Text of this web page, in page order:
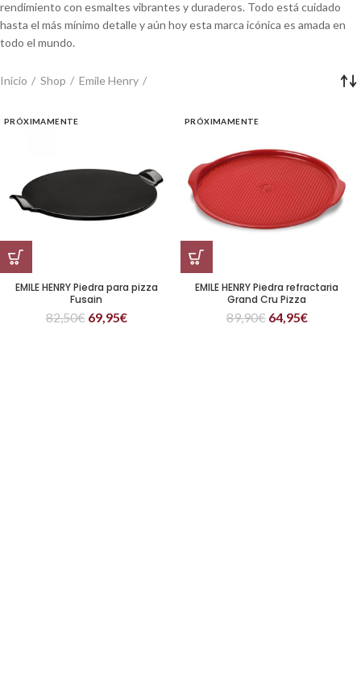
rendimiento con esmaltes vibrantes y duraderos. Todo está cuidado
hasta el más mínimo detalle y aún hoy esta marca icónica es amada en
todo el mundo.
Inicio Shop Emile Henry
PRÓXIMAMENTE
EMILE HENRY Piedra para pizza
Fusain
82,50€ 69,95€
PRÓXIMAMENTE
EMILE HENRY Piedra refractaria
Grand Cru Pizza
89,90€ 64,95€